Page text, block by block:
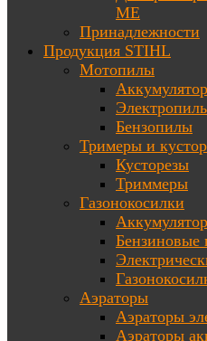
ME
Принадлежности
Продукция STIHL
Мотопилы
Бензопилы
Тримеры и
Кусторезы
Триммеры
Газонокосилки
Бензиновые
Аэраторы
Аэраторы
Аэраторы